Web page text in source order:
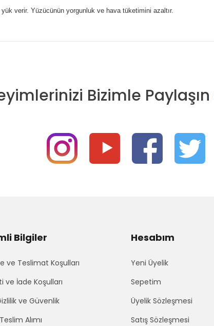
yük verir. Yüzücünün yorgunluk ve hava tüketimini azaltır.
Bizimle Paylaşın
Bilgiler
ve Teslimat Koşulları
ve İade Koşulları
ve Güvenlik
Alımı
Hesabım
Yeni Üyelik
Sepetim
Üyelik Sözleşmesi
Satış Sözleşmesi